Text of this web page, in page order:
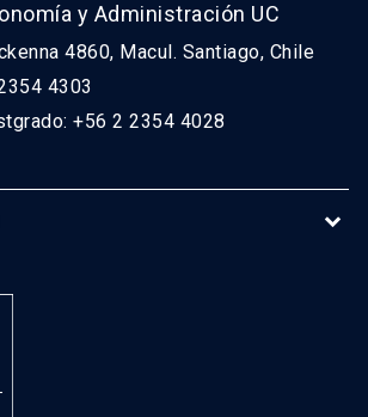
y Administración UC
4860, Macul. Santiago, Chile
4303
+56 2 2354 4028